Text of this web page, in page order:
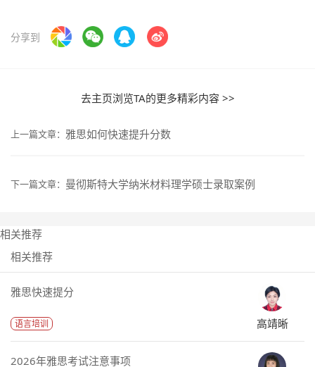
分享到
去主页浏览TA的更多精彩内容 >>
上一篇文章： 雅思如何快速提升分数
下一篇文章： 曼彻斯特大学纳米材料理学硕士录取案例
相关推荐
相关推荐
雅思快速提分
语言培训 高靖晰
2026年雅思考试注意事项